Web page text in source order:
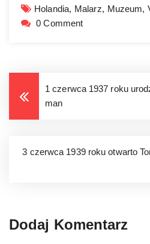
Holandia, Malarz, Muzeum,
0 Comment
1 czerwca 1937 roku
man
3 czerwca 1939 roku otwarto
Dodaj Komentarz